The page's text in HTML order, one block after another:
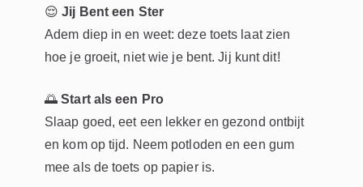
😌Jij Bent een Ster
Adem diep in en weet: deze toets laat zien
hoe je groeit, niet wie je bent. Jij kunt dit!
🌅Start als een Pro
Slaap goed, eet een lekker en gezond ontbijt
en kom op tijd. Neem potloden en een gum
mee als de toets op papier is.